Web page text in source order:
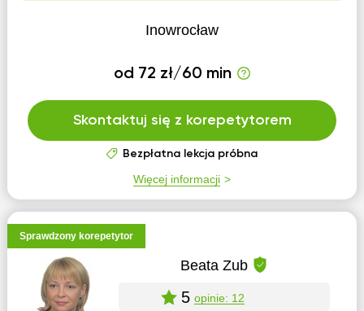
Inowrocław
od 72 zł/60 min
Skontaktuj się z korepetytorem
Bezpłatna lekcja próbna
Więcej informacji
Sprawdzony korepetytor
Beata Zub
5 opinie: 12